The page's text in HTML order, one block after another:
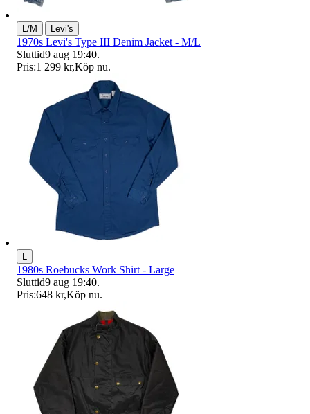
L/M | Levi's
1970s Levi's Type III Denim Jacket - M/L
Sluttid9 aug 19:40.
Pris:1 299 kr,Köp nu.
1980s Roebucks Work Shirt - Large
Sluttid9 aug 19:40.
Pris:648 kr,Köp nu.